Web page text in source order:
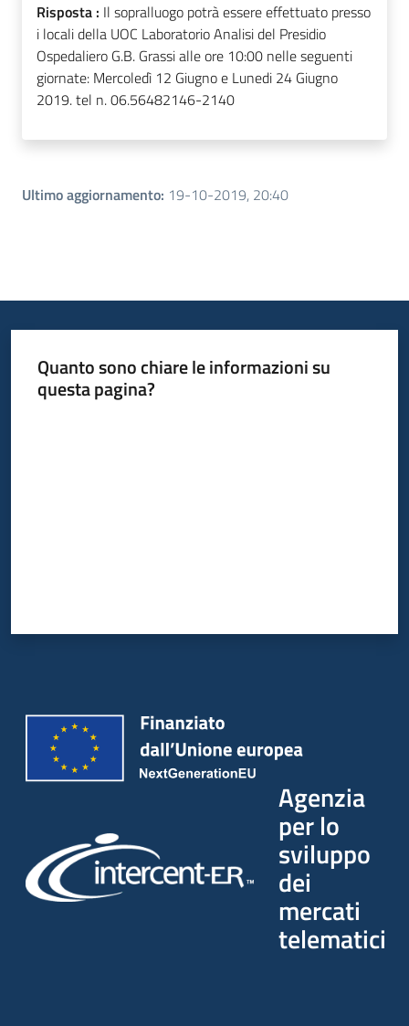
Risposta : Il sopralluogo potrà essere effettuato presso
i locali della UOC Laboratorio Analisi del Presidio
Ospedaliero G.B. Grassi alle ore 10:00 nelle seguenti
giornate: Mercoledì 12 Giugno e Lunedi 24 Giugno
2019. tel n. 06.56482146-2140
Ultimo aggiornamento: 19-10-2019, 20:40
Quanto sono chiare le informazioni su
questa pagina?
Agenzia
per lo
sviluppo
dei
mercati
telematici